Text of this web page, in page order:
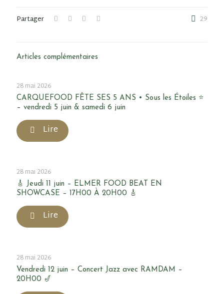
Partager 29
Articles complémentaires
28 mai 2026
CARQUEFOOD FÊTE SES 5 ANS • Sous les Étoiles ⭐
– vendredi 5 juin & samedi 6 juin
Lire
28 mai 2026
🎸 Jeudi 11 juin – ELMER FOOD BEAT EN
SHOWCASE – 17H00 À 20H00 🎸
Lire
28 mai 2026
Vendredi 12 juin – Concert Jazz avec RAMDAM –
20H00 🎷